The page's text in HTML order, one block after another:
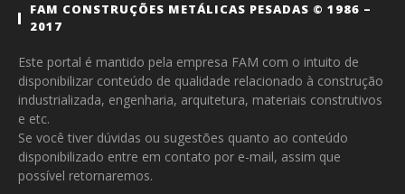
FAM CONSTRUÇÕES METÁLICAS PESADAS © 1986 –
2017
Este portal é mantido pela empresa FAM com o intuito de
disponibilizar conteúdo de qualidade relacionado à construção
industrializada, engenharia, arquitetura, materiais construtivos
e etc.
Se você tiver dúvidas ou sugestões quanto ao conteúdo
disponibilizado entre em contato por e-mail, assim que
possível retornaremos.